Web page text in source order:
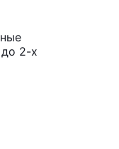
2-х